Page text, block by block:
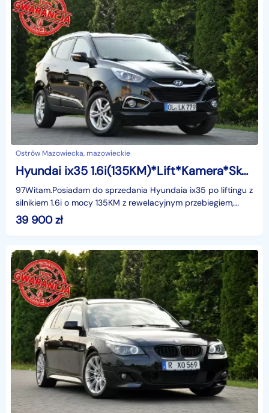
Ostrów Mazowiecka, mazowieckie
Hyundai ix35 1.6i(135KM)*Lift*Kamera*Skóry*Klimatronik*Reling*I Wł*Alu17"ASO
97Witam.Posiadam do sprzedania Hyundaia ix35 po liftingu z
silnikiem 1.6i o mocy 135KM z rewelacyjnym przebiegiem,
który wynosi tylko 148tyś.km. Auto bardzo zad
39 900zł